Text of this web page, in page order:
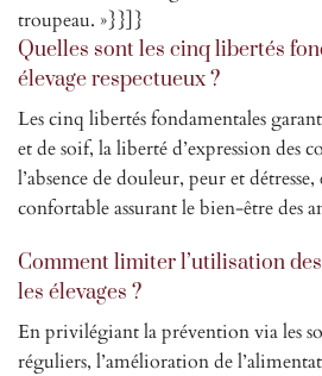
troupeau. »}}]}
Quelles sont les cinq libertés
élevage respectueux ?
Les cinq libertés fondamentales
et de soif, la liberté d’expression des
l’absence de douleur, peur et
confortable assurant le bien-être des
Comment limiter l’utilisation
les élevages ?
En privilégiant la prévention via les
réguliers, l’amélioration de